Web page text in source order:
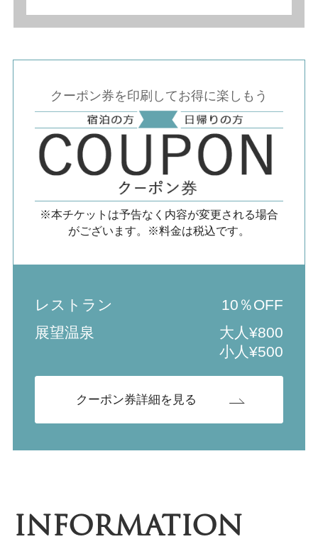
クーポン券を印刷してお得に楽しもう
※本チケットは予告なく内容が変更される場合
がございます。※料金は税込です。
レストラン
10％OFF
展望温泉
大人¥800
小人¥500
クーポン券詳細を見る
INFORMATION